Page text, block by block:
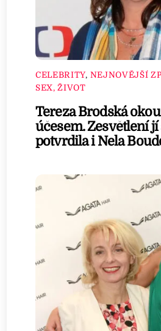
CELEBRITY, NEJNOVĚJŠÍ
SEX, ŽIVOT
Tereza Brodská
účesem. Zesvětlení jí
potvrdila i Nela